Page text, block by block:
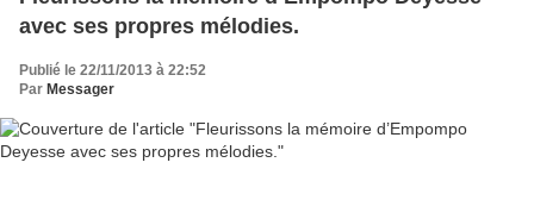
avec ses propres mélodies.
Publié le 22/11/2013 à 22:52
Par Messager